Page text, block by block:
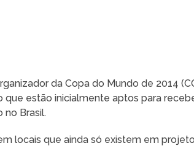
da Copa do Mundo de 2014
que estão inicialmente aptos para
Brasil.
locais que ainda só existem em